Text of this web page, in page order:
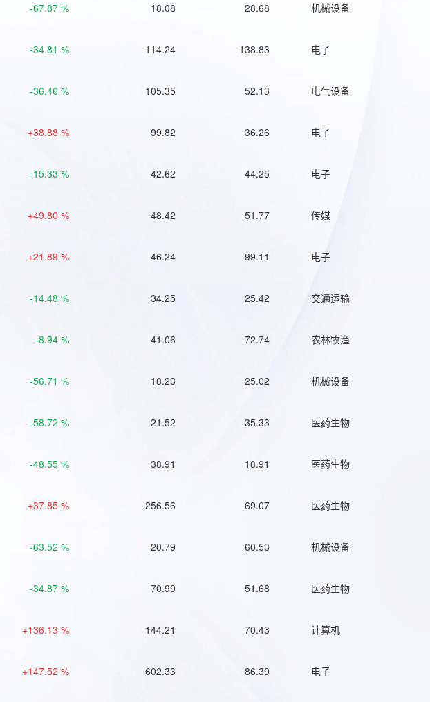
-67.87 % 18.08 28.68 机械设备
-34.81 % 114.24 138.83 电子
-36.46 % 105.35 52.13 电气设备
+38.88 % 99.82 36.26 电子
-15.33 % 42.62 44.25 电子
+49.80 % 48.42 51.77 传媒
+21.89 % 46.24 99.11 电子
-14.48 % 34.25 25.42 交通运输
-8.94 % 41.06 72.74 农林牧渔
-56.71 % 18.23 25.02 机械设备
-58.72 % 21.52 35.33 医药生物
-48.55 % 38.91 18.91 医药生物
+37.85 % 256.56 69.07 医药生物
-63.52 % 20.79 60.53 机械设备
-34.87 % 70.99 51.68 医药生物
+136.13 % 144.21 70.43 计算机
+147.52 % 602.33 86.39 电子